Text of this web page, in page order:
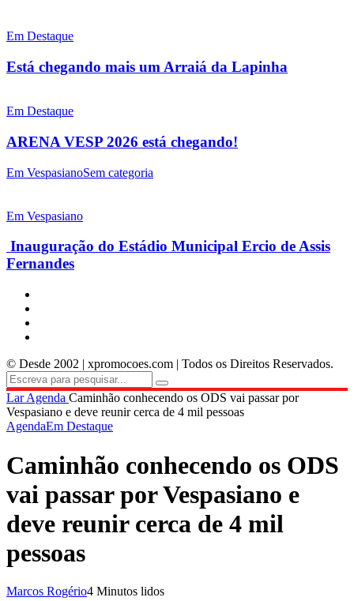
Em Destaque
Está chegando mais um Arraiá da Lapinha
Em Destaque
ARENA VESP 2026 está chegando!
Em VespasianoSem categoria
Em Vespasiano
Inauguração do Estádio Municipal Ercio de Assis
Fernandes
© Desde 2002 | xpromocoes.com | Todos os Direitos Reservados.
LarAgenda Caminhão conhecendo os ODS vai passar por
Vespasiano e deve reunir cerca de 4 mil pessoas
AgendaEm Destaque
Caminhão conhecendo os ODS
vai passar por Vespasiano e
deve reunir cerca de 4 mil
pessoas
Marcos Rogério4 Minutos lidos